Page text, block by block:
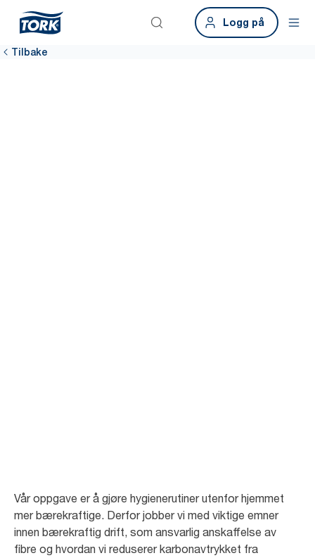
Logg på
Tilbake
Vår oppgave er å gjøre hygienerutiner utenfor hjemmet
mer bærekraftige. Derfor jobber vi med viktige emner
innen bærekraftig drift, som ansvarlig anskaffelse av
fibre og hvordan vi reduserer karbonavtrykket fra